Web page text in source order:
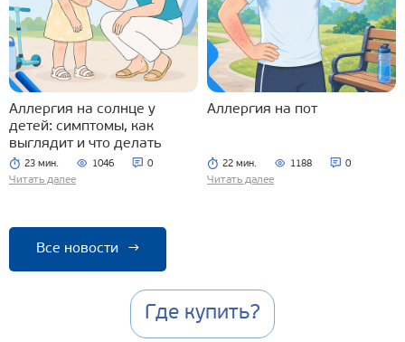
Аллергия на солнце у
детей: симптомы, как
выглядит и что делать
23 мин. 1046 0
Читать далее
Аллергия на пот
22 мин. 1188 0
Читать далее
Все новости →
Где купить?